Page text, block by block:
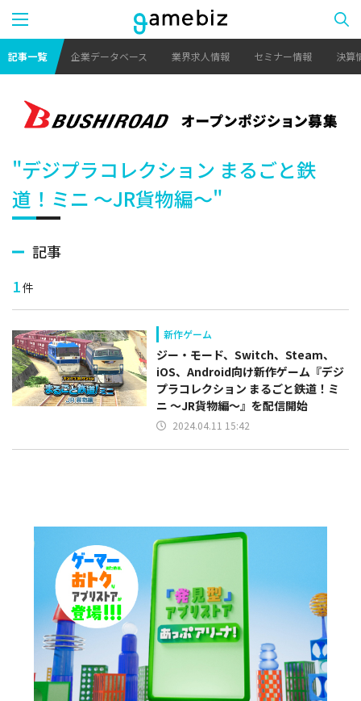
記事一覧 企業データベース 業界求人情報 セミナー情報 決算
"デジプラコレクション まるごと鉄
道！ミニ ～JR貨物編～"
記事
1件
新作ゲーム
ジー・モード、Switch、Steam、
iOS、Android向け新作ゲーム『デジ
プラコレクション まるごと鉄道！ミ
ニ ～JR貨物編～』を配信開始
2024.04.11 15:42